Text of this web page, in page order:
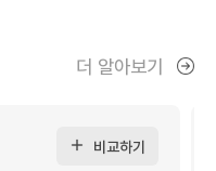
더 알아보기
비교하기